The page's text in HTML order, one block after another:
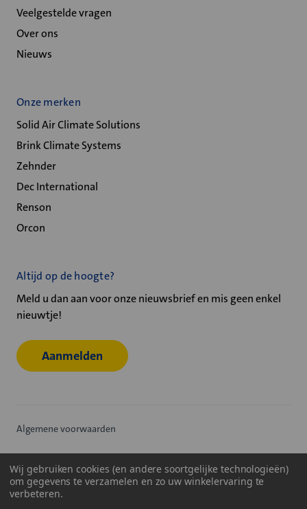
Veelgestelde vragen
Over ons
Nieuws
Onze merken
Solid Air Climate Solutions
Brink Climate Systems
Zehnder
Dec International
Renson
Orcon
Altijd op de hoogte?
Meld u dan aan voor onze nieuwsbrief en mis geen enkel
nieuwtje!
Aanmelden
Algemene voorwaarden
Cookiebeleid
Wij gebruiken cookies (en andere soortgelijke technologieën)
om gegevens te verzamelen en zo uw winkelervaring te
verbeteren.